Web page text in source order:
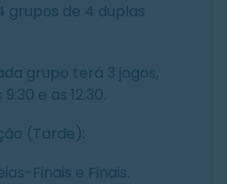
grupos de 4 duplas
grupo terá 3 jogos,
e as 12:30.
(Tarde):
Finais e Finais.